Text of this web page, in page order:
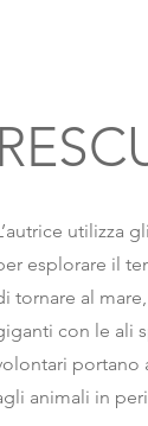
utilizza
esplorare il
tornare al
con le ali
portano
animali in